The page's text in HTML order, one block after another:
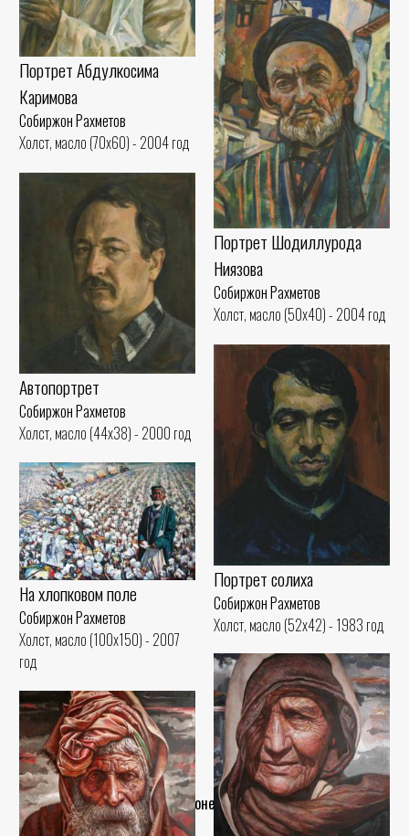
Портрет Абдулкосима
Каримова
Собиржон Рахметов
Холст, масло (70x60) - 2004 год
Портрет Шодиллурода
Ниязова
Собиржон Рахметов
Холст, масло (50x40) - 2004 год
Автопортрет
Собиржон Рахметов
Холст, масло (44x38) - 2000 год
Портрет солиха
Собиржон Рахметов
Холст, масло (52x42) - 1983 год
На хлопковом поле
Собиржон Рахметов
Холст, масло (100x150) - 2007
год
..Конец..